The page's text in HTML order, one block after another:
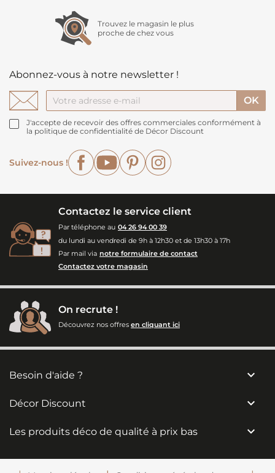
Trouvez le magasin le plus
proche de chez vous
Abonnez-vous à notre newsletter !
J'accepte de recevoir des offres commerciales conformément à
la politique de confidentialité de Décor Discount
Suivez-nous !
FacebookYouTubePinterest
Contactez le service client
Par téléphone au 04 26 94 00 39
du lundi au vendredi de 9h à 12h30 et de 13h30 à 17h
Par mail via notre formulaire de contact
Contactez votre magasin
On recrute !
Découvrez nos offres en cliquant ici
Besoin d'aide ? 
Décor Discount 
Les produits déco de qualité à prix bas 